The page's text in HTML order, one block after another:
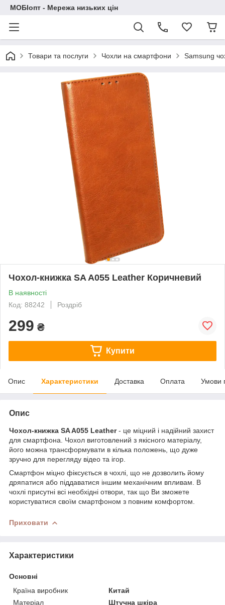
МОБІопт - Мережа низьких цін
Товари та послуги Чохли на смартфони Samsung
Чохол-книжка SA A055 Leather Коричневий
В наявності
Код: 88242
Роздріб
299 ₴
Купити
Опис Характеристики Доставка Оплата Умови
Опис
Чохол-книжка SA A055 Leather - це міцний і надійний захист
для смартфона. Чохол виготовлений з якісного матеріалу,
його можна трансформувати в кілька положень, що дуже
зручно для перегляду відео та ігор.
Смартфон міцно фіксується в чохлі, що не дозволить йому
дряпатися або піддаватися іншим механічним впливам. В
чохлі присутні всі необхідні отвори, так що Ви зможете
користуватися своїм смартфоном з повним комфортом.
Приховати
Характеристики
Основні
Країна виробник
Китай
Матеріал
Штучна шкіра